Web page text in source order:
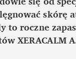
skórę
to roczne
XERACALM